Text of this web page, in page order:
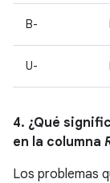
B-
U-
4. ¿Qué
en la columna
Los problemas